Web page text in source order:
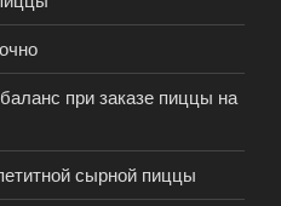
при заказе пиццы на
сырной пиццы